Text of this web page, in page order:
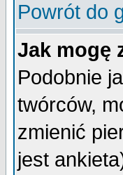
Powrót do
Jak mogę
Podobnie
twórców,
zmienić
jest